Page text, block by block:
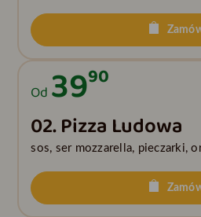
Od 3990
02. Pizza Ludowa
sos, ser mozzarella, pieczarki,